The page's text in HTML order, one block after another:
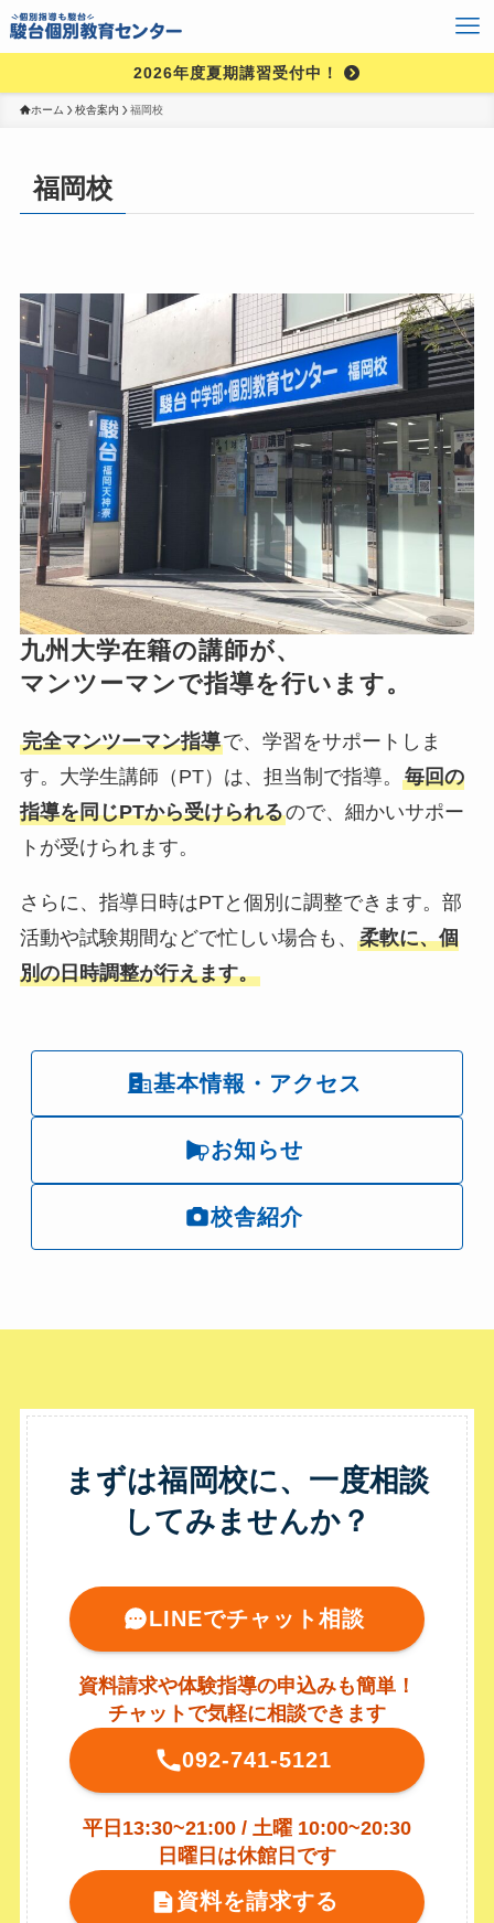
2026年度夏期講習受付中！
ホーム 校舎案内 福岡校
福岡校
九州大学在籍の講師が、
マンツーマンで指導を行います。
完全マンツーマン指導で、学習をサポートしま
す。 大学生講師（PT）は、担当制で指導。 毎回の
指導を同じPTから受けられるので、 細かいサポー
トが受けられます。
さらに、指導日時はPTと個別に調整できます。 部
活動や試験期間などで忙しい場合も、 柔軟に、個
別の日時調整が行えます。
基本情報・アクセス
お知らせ
校舎紹介
まずは福岡校に、一度相談
してみませんか？
LINEでチャット相談
資料請求や体験指導の申込みも簡単！
チャットで気軽に相談できます
092-741-5121
平日13:30~21:00 / 土曜 10:00~20:30
日曜日は休館日です
資料を請求する